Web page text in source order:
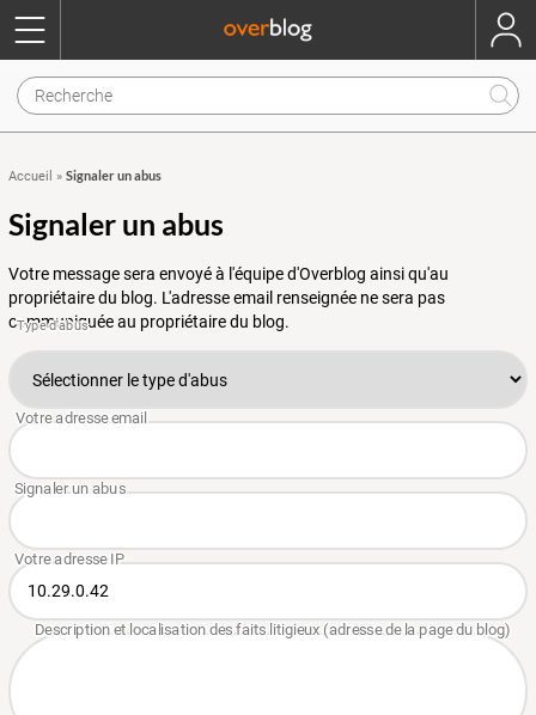
Accueil » Signaler un abus
Signaler un abus
Votre message sera envoyé à l'équipe d'Overblog ainsi qu'au
propriétaire du blog. L'adresse email renseignée ne sera pas
communiquée au propriétaire du blog.